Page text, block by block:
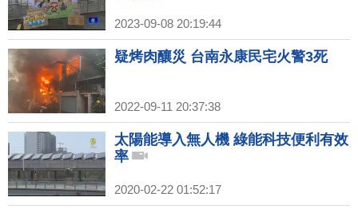
2023-09-08 20:19:44
疑烤肉釀災 台南永康民宅火警3死
2022-09-11 20:37:38
太陽能導入無人機 綠能科技便利有效
率
2020-02-22 01:52:17